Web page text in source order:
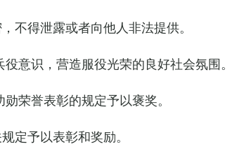
不得泄露或者向他人非法提供。
意识，营造服役光荣的良好社会氛围。
荣誉表彰的规定予以褒奖。
定予以表彰和奖励。